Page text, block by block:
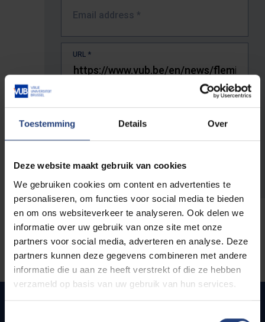
Toestemming Details Over
Deze website maakt gebruik van cookies
We gebruiken cookies om content en advertenties te
personaliseren, om functies voor social media te bieden
en om ons websiteverkeer te analyseren. Ook delen we
informatie over uw gebruik van onze site met onze
partners voor social media, adverteren en analyse. Deze
partners kunnen deze gegevens combineren met andere
informatie die u aan ze heeft verstrekt of die ze hebben
verzameld op basis van uw gebruik van hun services.
Email address *
URL *
The full URL of the page where you encountered the error.